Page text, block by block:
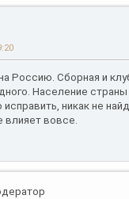
Россию. Сборная и
Население
никак не
влияет вовсе.